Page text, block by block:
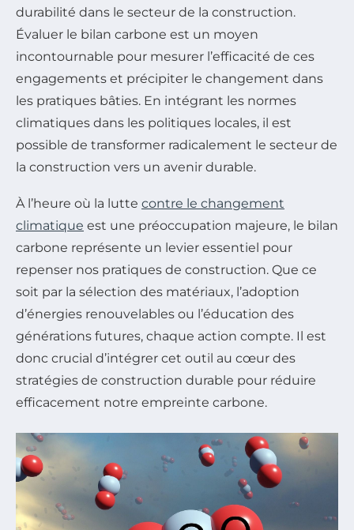
durabilité dans le secteur de la construction.
Évaluer le bilan carbone est un moyen
incontournable pour mesurer l’efficacité de ces
engagements et précipiter le changement dans
les pratiques bâties. En intégrant les normes
climatiques dans les politiques locales, il est
possible de transformer radicalement le secteur de
la construction vers un avenir durable.
À l’heure où la lutte contre le changement
climatique est une préoccupation majeure, le bilan
carbone représente un levier essentiel pour
repenser nos pratiques de construction. Que ce
soit par la sélection des matériaux, l’adoption
d’énergies renouvelables ou l’éducation des
générations futures, chaque action compte. Il est
donc crucial d’intégrer cet outil au cœur des
stratégies de construction durable pour réduire
efficacement notre empreinte carbone.